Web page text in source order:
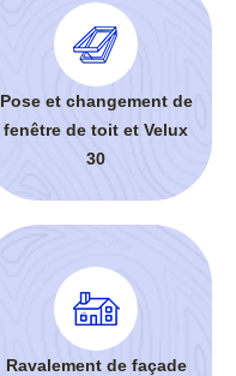
Pose et changement de
fenêtre de toit et Velux
30
Ravalement de façade